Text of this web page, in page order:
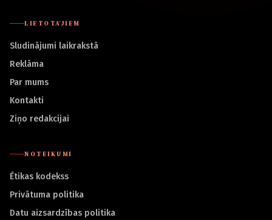
LIETOTĀJIEM
Sludinājumi laikrakstā
Reklāma
Par mums
Kontakti
Ziņo redakcijai
NOTEIKUMI
Ētikas kodekss
Privātuma politika
Datu aizsardzības politika